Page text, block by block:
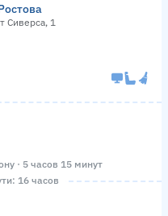
Сиверса, 1
· 5 часов 15 минут
16 часов